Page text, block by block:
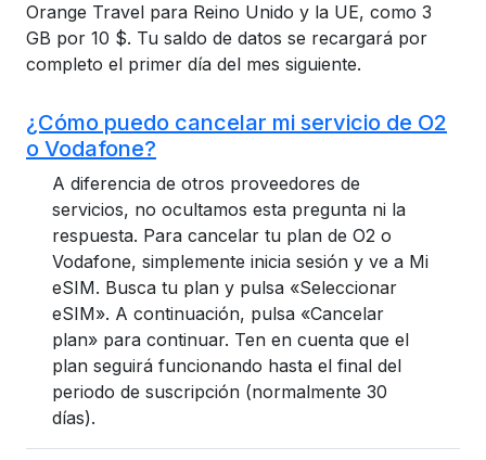
Orange Travel para Reino Unido y la UE, como 3
GB por 10 $. Tu saldo de datos se recargará por
completo el primer día del mes siguiente.
¿Cómo puedo cancelar mi servicio de O2
o Vodafone?
A diferencia de otros proveedores de
servicios, no ocultamos esta pregunta ni la
respuesta. Para cancelar tu plan de O2 o
Vodafone, simplemente inicia sesión y ve a Mi
eSIM. Busca tu plan y pulsa «Seleccionar
eSIM». A continuación, pulsa «Cancelar
plan» para continuar. Ten en cuenta que el
plan seguirá funcionando hasta el final del
periodo de suscripción (normalmente 30
días).